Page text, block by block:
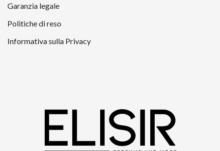
Garanzia legale
Politiche di reso
Informativa sulla Privacy